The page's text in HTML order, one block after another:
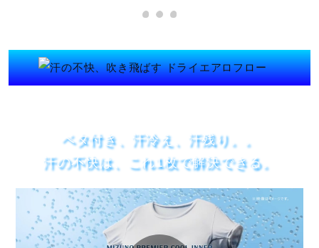
ドライクリーニング禁止
弱い操作によるウエットクリーニン
ベタ付き、汗冷え、汗残り。。
汗の不快は、これ1枚で解決できる。